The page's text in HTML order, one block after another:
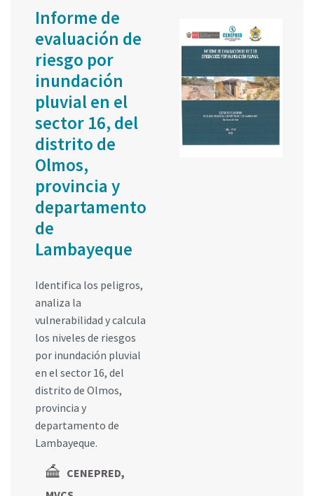
Informe de
evaluación de
riesgo por
inundación
pluvial en el
sector 16, del
distrito de
Olmos,
provincia y
departamento
de
Lambayeque
Identifica los peligros,
analiza la
vulnerabilidad y calcula
los niveles de riesgos
por inundación pluvial
en el sector 16, del
distrito de Olmos,
provincia y
departamento de
Lambayeque.
CENEPRED,